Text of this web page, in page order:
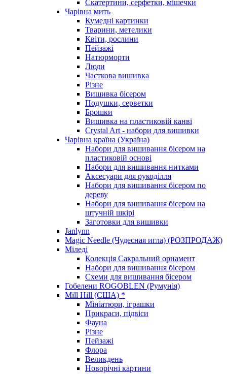
Скатертини, серфетки, мішечки
Чарiвна мить
Кумедні картинки
Тварини, метелики
Квіти, рослини
Пейзажі
Натюрморти
Люди
Часткова вишивка
Різне
Вишивка бісером
Подушки, серветки
Брошки
Вишивка на пластиковій канві
Crystal Art - набори для вишивки
Чарівна країна (Україна)
Набори для вишивання бісером на
пластиковій основі
Набори для вишивання нитками
Аксесуари для рукоділля
Набори для вишивання бісером по
дереву
Набори для вишивання бісером на
штучній шкірі
Заготовки для вишивки
Janlynn
Magic Needle (Чудесная игла) (РОЗПРОДАЖ)
Міледі
Колекція Сакральний орнамент
Набори для вишивання бісером
Схеми для вишивання бісером
Гобелени ROGOBLEN (Румунія)
Mill Hill (США) *
Мініатюри, іграшки
Прикраси, підвіси
Фауна
Різне
Пейзажі
Флора
Великдень
Новорічні картини